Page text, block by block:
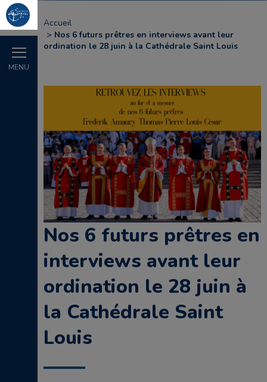
MENU
Accueil
Nos 6 futurs prêtres en interviews avant leur
ordination le 28 juin à la Cathédrale Saint Louis
Nos 6 futurs prêtres en
interviews avant leur
ordination le 28 juin à
la Cathédrale Saint
Louis